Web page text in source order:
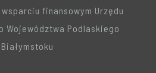
finansowym Urzędu
Województwa Podlaskiego